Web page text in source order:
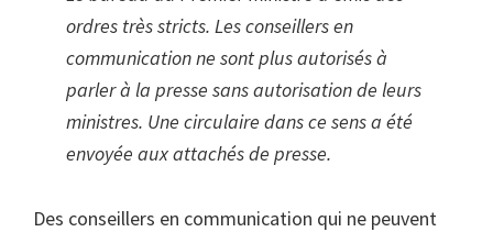
ordres très stricts. Les conseillers en
communication ne sont plus autorisés à
parler à la presse sans autorisation de leurs
ministres. Une circulaire dans ce sens a été
envoyée aux attachés de presse.
Des conseillers en communication qui ne peuvent